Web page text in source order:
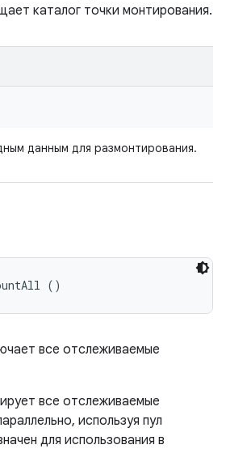
каталог точки монтирования.
данным для размонтирования.
()
все отслеживаемые
все отслеживаемые
используя пул
для использования в